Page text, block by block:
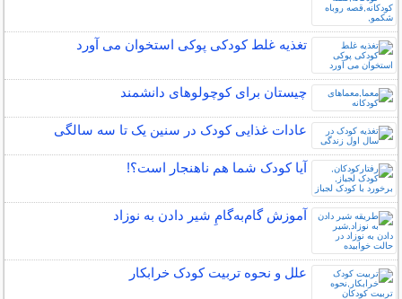
تغذیه غلط کودکی پوکی استخوان می آورد
چیستان برای کوچولوهای دانشمند
عادات غذایی کودک در سنین یک تا سه سالگی
آیا کودک شما هم ناهنجار است؟!
آموزش گام‌به‌گامِ شیر دادن به نوزاد
علل و نحوه تربیت کودک خرابکار